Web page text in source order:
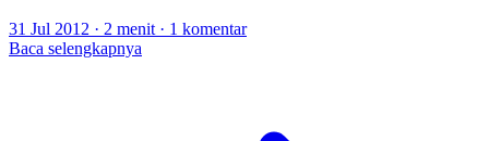
31 Jul 2012 · 2 menit · 1 komentar
Baca selengkapnya